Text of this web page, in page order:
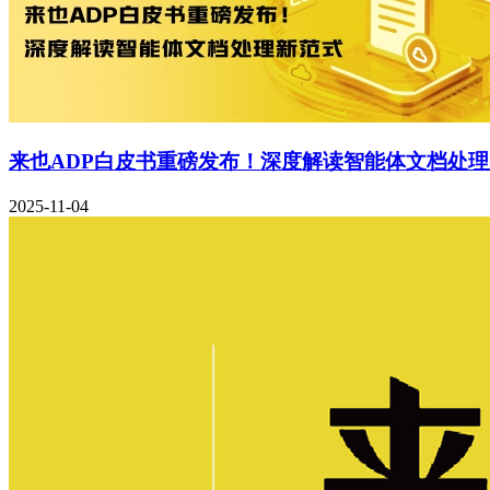
来也ADP白皮书重磅发布！深度解读智能体文档处
2025-11-04